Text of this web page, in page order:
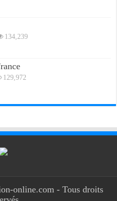
134,239
129,972
online.com - Tous droits